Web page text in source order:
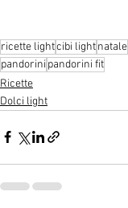
ricette lightcibi lightnatale
pandorini pandorini fit
Ricette
Dolci light